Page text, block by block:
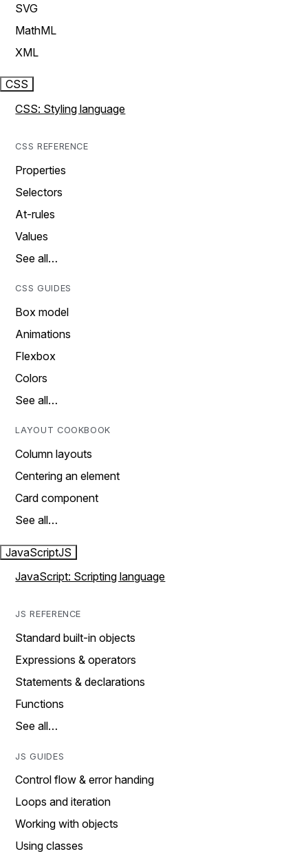
SVG
MathML
XML
CSS
CSS: Styling language
CSS REFERENCE
Properties
Selectors
At-rules
Values
See all…
CSS GUIDES
Box model
Animations
Flexbox
Colors
See all…
LAYOUT COOKBOOK
Column layouts
Centering an element
Card component
See all…
JavaScriptJS
JavaScript: Scripting language
JS REFERENCE
Standard built-in objects
Expressions & operators
Statements & declarations
Functions
See all…
JS GUIDES
Control flow & error handing
Loops and iteration
Working with objects
Using classes